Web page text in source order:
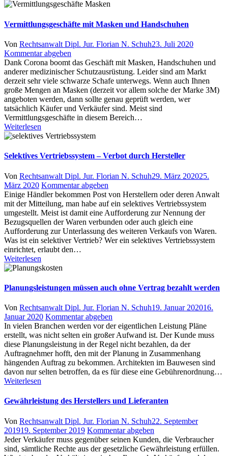
Vermittlungsgeschäfte mit Masken und Handschuhen
Author
Von Rechtsanwalt Dipl. Jur. Florian N. SchuhPosted
23. Juli 2020
Kommentar abgeben
Dank Corona boomt das Geschäft mit Masken, Handschuhen und
anderer medizinischer Schutzausrüstung. Leider sind am Markt
derzeit sehr viele schwarze Schafe unterwegs. Wenn auch Ihnen
große Mengen an Masken (derzeit vor allem solche der Marke 3M)
angeboten werden, dann sollte genau geprüft werden, wer
tatsächlich Käufer und Verkäufer sind. Meist sind
Vermittlungsgeschäfte in diesem Bereich…
Weiterlesen
Selektives Vertriebssystem – Verbot durch Hersteller
Author
Von Rechtsanwalt Dipl. Jur. Florian N. SchuhPosted
29. März 202025.
März 2020 Kommentar abgeben
Einige Händler bekommen Post von Herstellern oder deren Anwalt
mit der Mitteilung, man habe auf ein selektives Vertriebssystem
umgestellt. Meist ist damit eine Aufforderung zur Nennung der
Bezugsquellen der Waren verbunden oder auch gleich eine
Aufforderung zur Unterlassung des weiteren Verkaufs von Waren.
Was ist ein selektiver Vertrieb? Wer ein selektives Vertriebssystem
einrichtet, erlaubt den…
Weiterlesen
Planungsleistungen müssen auch ohne Vertrag bezahlt werden
Author
Von Rechtsanwalt Dipl. Jur. Florian N. SchuhPosted
19. Januar 202016.
Januar 2020 Kommentar abgeben
In vielen Branchen werden vor der eigentlichen Leistung Pläne
erstellt, was nicht selten ein großer Aufwand ist. Der Kunde muss
diese Planungsleistung in der Regel nicht bezahlen, da der
Auftragnehmer hofft, den mit der Planung in Zusammenhang
hängenden Auftrag zu bekommen. Architekten im Bauwesen sind
davon nur selten betroffen, da es für diese eine Gebührenordnung…
Weiterlesen
Gewährleistung des Herstellers und Lieferanten
Author
Von Rechtsanwalt Dipl. Jur. Florian N. SchuhPosted
on
22. September
201919. September 2019 Kommentar abgeben
Jeder Verkäufer muss gegenüber seinen Kunden, die Verbraucher
sind, sämtliche Rechte aus der gesetzliche Gewährleistung erfüllen.